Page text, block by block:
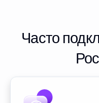
Часто